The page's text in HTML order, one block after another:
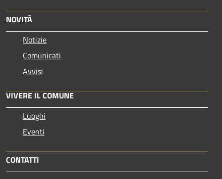
NOVITÀ
Notizie
Comunicati
Avvisi
VIVERE IL COMUNE
Luoghi
Eventi
CONTATTI